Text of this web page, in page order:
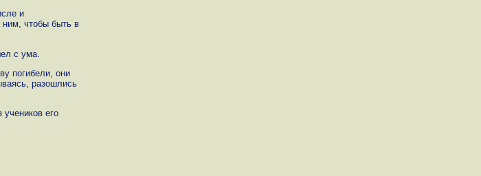
и
ним, чтобы быть в
с ума.
погибели, они
разошлись
его